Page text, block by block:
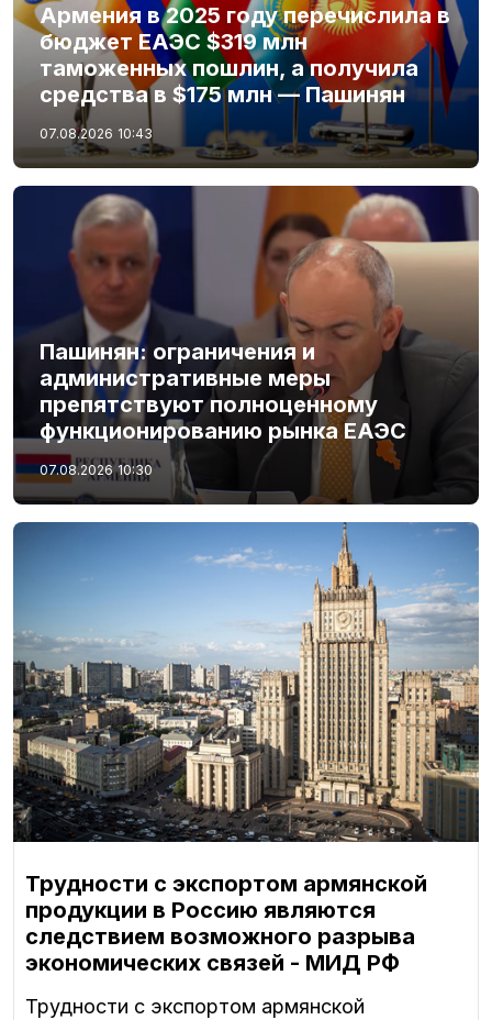
Армения в 2025 году перечислила в
бюджет ЕАЭС $319 млн
таможенных пошлин, а получила
средства в $175 млн — Пашинян
07.08.2026 10:43
Пашинян: ограничения и
административные меры
препятствуют полноценному
функционированию рынка ЕАЭС
07.08.2026 10:30
Трудности с экспортом армянской
продукции в Россию являются
следствием возможного разрыва
экономических связей - МИД РФ
Трудности с экспортом армянской